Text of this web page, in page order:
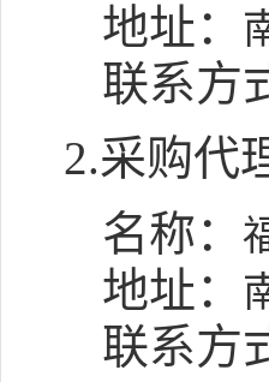
地址：
联系方
2.采购代
名称：
地址：
联系方